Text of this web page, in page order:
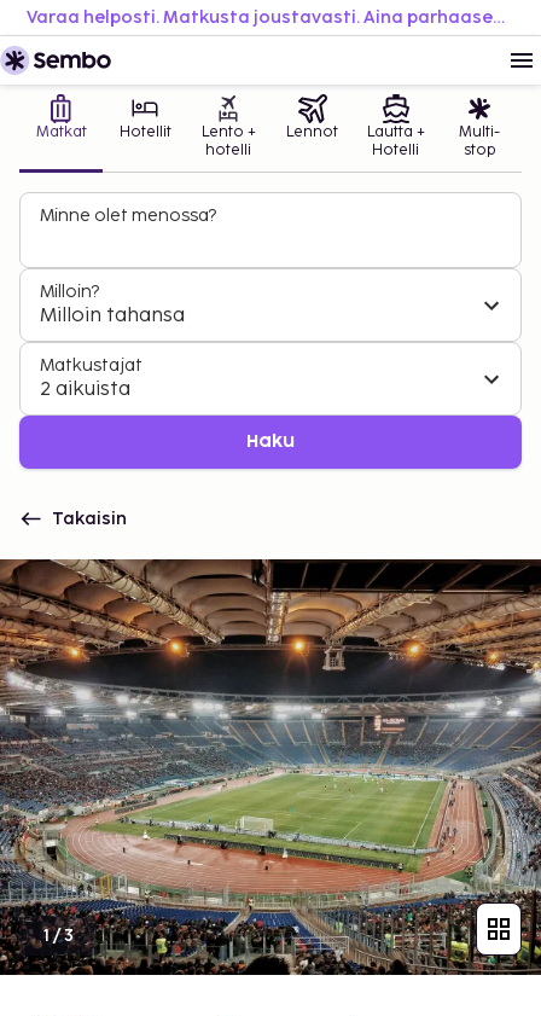
Varaa helposti. Matkusta joustavasti. Aina parhaaseen hintaan.
Matkat Hotellit
Lento +
hotelli
Lennot
Lautta +
Hotelli
Multi-
stop
Minne olet menossa?
Milloin?
Milloin tahansa
Matkustajat
2 aikuista
Haku
Takaisin
1/3